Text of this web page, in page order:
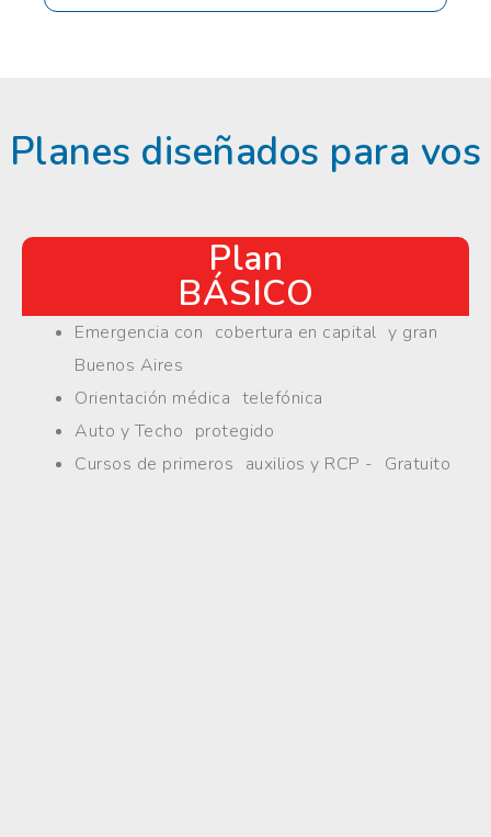
Planes diseñados para vos
Plan
BÁSICO
Emergencia con cobertura en capital y gran
Buenos Aires
Orientación médica telefónica
Auto y Techo protegido
Cursos de primeros auxilios y RCP - Gratuito